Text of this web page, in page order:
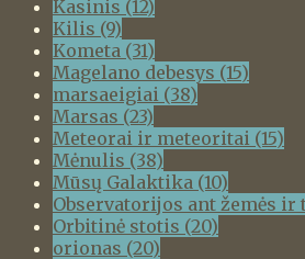
Kasinis (12)
Kilis (9)
Kometa (31)
Magelano debesys (15)
marsaeigiai (38)
Marsas (23)
Meteorai ir meteoritai (15)
Mėnulis (38)
Mūsų Galaktika (10)
Observatorijos ant žemės ir
Orbitinė stotis (20)
orionas (20)